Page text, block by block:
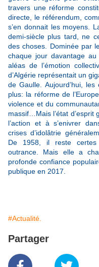
travers une réforme
directe, le référendum,
s’en donnait les moyens.
demi-siècle plus tard, ne
des choses. Dominée par
chaque jour davantage
aléas de l’émotion
d’Algérie représentait un
de Gaulle. Aujourd’hui,
plus: la réforme de
violence et du
massif…Mais l’état d’esprit
l’action et à s’enivrer
crises d’idolâtrie
De 1958, il reste
outrance. Mais elle a
profonde confiance
publique en 2017.
#Actualité.
Partager